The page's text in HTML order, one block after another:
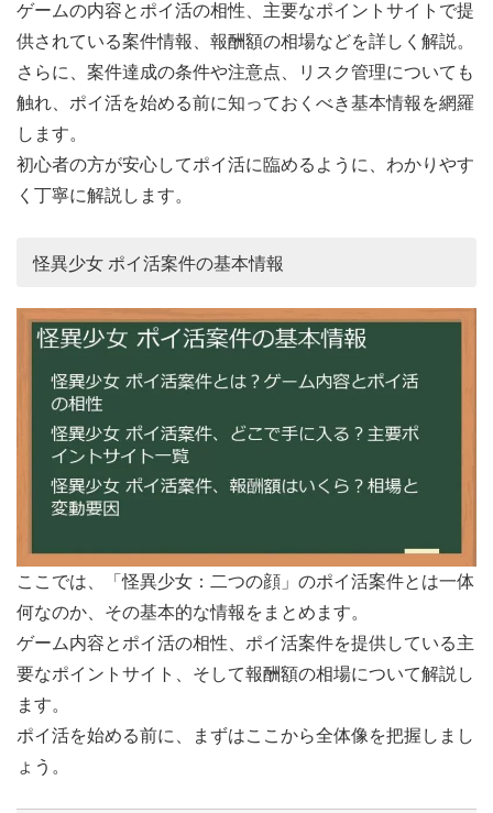
ゲームの内容とポイ活の相性、主要なポイントサイトで提
供されている案件情報、報酬額の相場などを詳しく解説。
さらに、案件達成の条件や注意点、リスク管理についても
触れ、ポイ活を始める前に知っておくべき基本情報を網羅
します。
初心者の方が安心してポイ活に臨めるように、わかりやす
く丁寧に解説します。
怪異少女 ポイ活案件の基本情報
ここでは、「怪異少女：二つの顔」のポイ活案件とは一体
何なのか、その基本的な情報をまとめます。
ゲーム内容とポイ活の相性、ポイ活案件を提供している主
要なポイントサイト、そして報酬額の相場について解説し
ます。
ポイ活を始める前に、まずはここから全体像を把握しまし
ょう。